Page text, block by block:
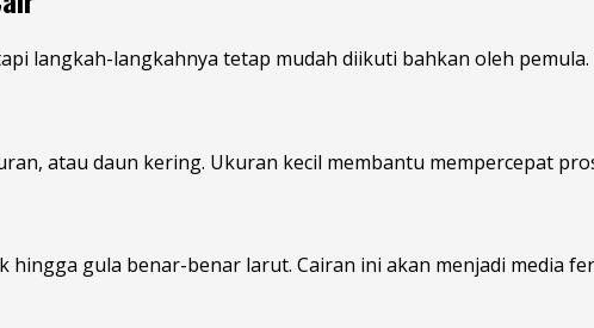
langkah-langkahnya tetap mudah diikuti bahkan oleh
atau daun kering. Ukuran kecil membantu mempercepat
hingga gula benar-benar larut. Cairan ini akan menjadi media